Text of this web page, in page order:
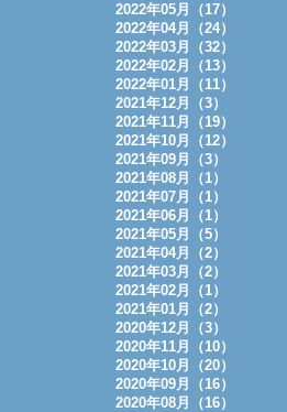
2022年05月（17）
2022年04月（24）
2022年03月（32）
2022年02月（13）
2022年01月（11）
2021年12月（3）
2021年11月（19）
2021年10月（12）
2021年09月（3）
2021年08月（1）
2021年07月（1）
2021年06月（1）
2021年05月（5）
2021年04月（2）
2021年03月（2）
2021年02月（1）
2021年01月（2）
2020年12月（3）
2020年11月（10）
2020年10月（20）
2020年09月（16）
2020年08月（16）